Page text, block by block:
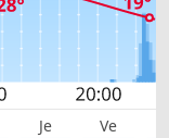
Je Ve